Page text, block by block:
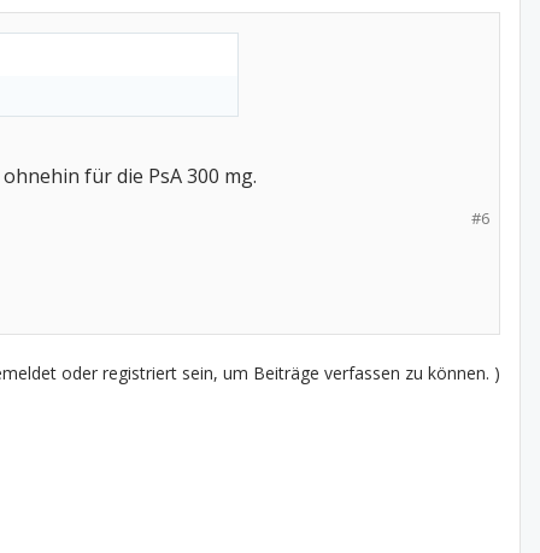
für die PsA 300 mg.
#6
oder registriert sein, um Beiträge verfassen zu können. )